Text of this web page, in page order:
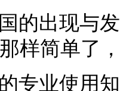
的出现与
样简单了
专业使用